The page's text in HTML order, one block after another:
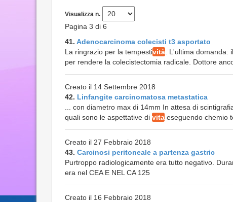
Visualizza n.
Pagina 3 di 6
41. Adenocarcinoma colecisti t3 asportato
La ringrazio per la tempestività . L'ultima
per rendere la colecistectomia radicale. Dottore
Creato il 14 Settembre 2018
42. Linfangite carcinomatosa metastatica
... con diametro max di 14mm In attesa di
quali sono le aspettative di vita eseguendo chemio
Creato il 27 Febbraio 2018
43. Carcinosi peritoneale a partenza gastric
Purtroppo radiologicamente era tutto negativo.
era nel CEA E NEL CA 125
Creato il 16 Febbraio 2018